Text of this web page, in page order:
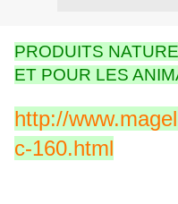
PRODUITS
ET POUR LES
http://
c-160.html